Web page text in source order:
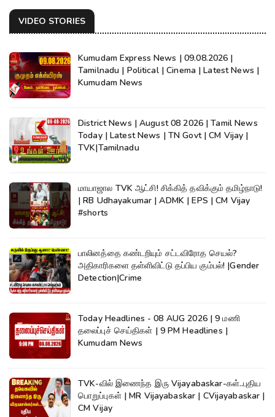
VIDEO STORIES
Kumudam Express News | 09.08.2026 |
Tamilnadu | Political | Cinema | Latest News |
Kumudam News
District News | August 08 2026 | Tamil News
Today | Latest News | TN Govt | CM Vijay |
TVK|Tamilnadu
மாயாஜால TVK ஆட்சி! சிக்கித் தவிக்கும் தமிழ்நாடு!
| RB Udhayakumar | ADMK | EPS | CM Vijay
#shorts
பாலினத்தை கண்டறியும் சட்டவிரோத செயல்?
அதிகாரிகளை தள்ளிவிட்டு தப்பிய கும்பல்! |Gender
Detection|Crime
Today Headlines - 08 AUG 2026 | 9 மணி
தலைப்புச் செய்திகள் | 9 PM Headlines |
Kumudam News
TVK-வில் இணைந்த இரு Vijayabaskar-கள்..புதிய
பொறுப்புகள் | MR Vijayabaskar | CVijayabaskar |
CM Vijay